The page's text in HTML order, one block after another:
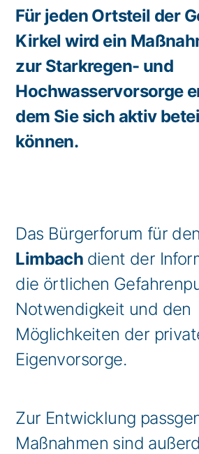
Für jeden Ortsteil der
Kirkel wird ein
zur Starkregen- und
Hochwasservorsorge
dem Sie sich aktiv
können.
Das Bürgerforum für
Limbach dient der
die örtlichen
Notwendigkeit und den
Möglichkeiten der
Eigenvorsorge.
Zur Entwicklung
Maßnahmen sind